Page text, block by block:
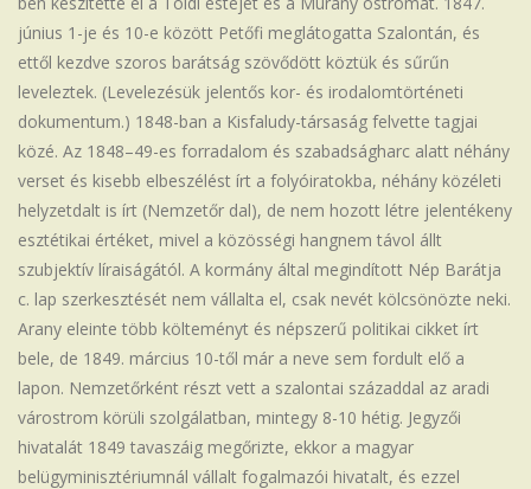
június 1-je és 10-e között Petőfi meglátogatta Szalontán, és
ettől kezdve szoros barátság szövődött köztük és sűrűn
leveleztek. (Levelezésük jelentős kor- és irodalomtörténeti
dokumentum.) 1848-ban a Kisfaludy-társaság felvette tagjai
közé. Az 1848–49-es forradalom és szabadságharc alatt néhány
verset és kisebb elbeszélést írt a folyóiratokba, néhány közéleti
helyzetdalt is írt (Nemzetőr dal), de nem hozott létre jelentékeny
esztétikai értéket, mivel a közösségi hangnem távol állt
szubjektív líraiságától. A kormány által megindított Nép Barátja
c. lap szerkesztését nem vállalta el, csak nevét kölcsönözte neki.
Arany eleinte több költeményt és népszerű politikai cikket írt
bele, de 1849. március 10-től már a neve sem fordult elő a
lapon. Nemzetőrként részt vett a szalontai századdal az aradi
várostrom körüli szolgálatban, mintegy 8-10 hétig. Jegyzői
hivatalát 1849 tavaszáig megőrizte, ekkor a magyar
belügyminisztériumnál vállalt fogalmazói hivatalt, és ezzel